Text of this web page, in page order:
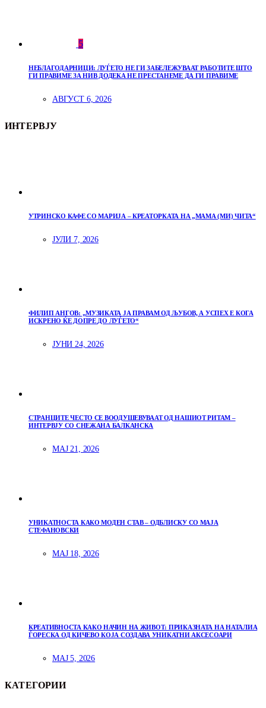
5
НЕБЛАГОДАРНИЦИ: ЛУЃЕТО НЕ ГИ ЗАБЕЛЕЖУВААТ РАБОТИТЕ ШТО
ГИ ПРАВИМЕ ЗА НИВ ДОДЕКА НЕ ПРЕСТАНЕМЕ ДА ГИ ПРАВИМЕ
АВГУСТ 6, 2026
ИНТЕРВЈУ
УТРИНСКО КАФЕ СО МАРИЈА – КРЕАТОРКАТА НА „МАМА (МИ) ЧИТА“
ЈУЛИ 7, 2026
ФИЛИП АНГОВ: „МУЗИКАТА ЈА ПРАВАМ ОД ЉУБОВ, А УСПЕХ Е КОГА
ИСКРЕНО ЌЕ ДОПРЕ ДО ЛУЃЕТО“
ЈУНИ 24, 2026
СТРАНЦИТЕ ЧЕСТО СЕ ВООДУШЕВУВААТ ОД НАШИОТ РИТАМ –
ИНТЕРВЈУ СО СНЕЖАНА БАЛКАНСКА
МАЈ 21, 2026
УНИКАТНОСТА КАКО МОДЕН СТАВ – ОДБЛИСКУ СО МАЈА
СТЕФАНОВСКИ
МАЈ 18, 2026
КРЕАТИВНОСТА КАКО НАЧИН НА ЖИВОТ: ПРИКАЗНАТА НА НАТАЛИА
ЃОРЕСКА ОД КИЧЕВО КОЈА СОЗДАВА УНИКАТНИ АКСЕСОАРИ
МАЈ 5, 2026
КАТЕГОРИИ